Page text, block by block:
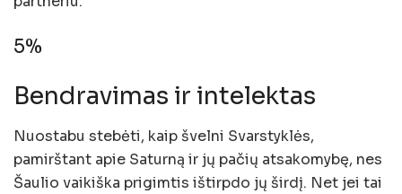
5%
Bendravimas ir intelektas
Nuostabu stebėti, kaip švelni Svarstyklės,
pamirštant apie Saturną ir jų pačių atsakomybę, nes
Šaulio vaikiška prigimtis ištirpdo jų širdį. Net jei tai